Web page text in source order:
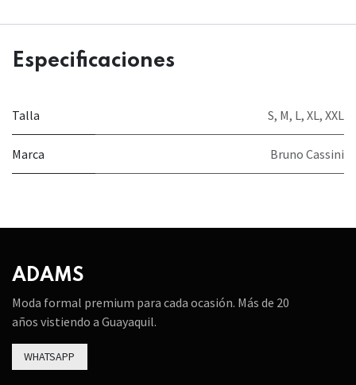
Especificaciones
Talla S, M, L, XL, XXL
Marca Bruno Cassini
ADAMS
Moda formal premium para cada ocasión. Más de 20
años vistiendo a Guayaquil.
WHATSAPP